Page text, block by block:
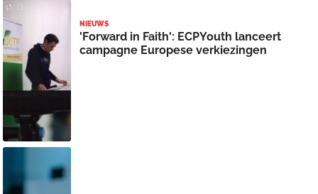
NIEUWS
'Forward in Faith': ECPYouth lanceert
campagne Europese verkiezingen